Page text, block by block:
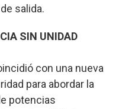
salida.
SIN UNIDAD
con una nueva
para abordar la
potencias